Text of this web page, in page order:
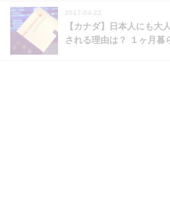
2017-04-22
【カナダ】日本人にも大
される理由は？ １ヶ月暮